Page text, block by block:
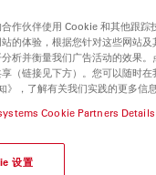
作伙伴使用 Cookie 和其他跟
的体验，根据您针对这些网站
析并衡量我们广告活动的效果
（链接见下方）。您可以随时
》，了解有关我们实践的更多信息
Cookie Partners Details
设置